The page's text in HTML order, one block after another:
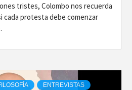
tristes, Colombo nos recuerda
cada protesta debe comenzar
ENTREVISTAS